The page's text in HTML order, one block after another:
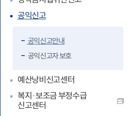
공익신고
공익신고안내
공익신고자 보호
예산낭비신고센터
복지·보조금 부정수급
신고센터